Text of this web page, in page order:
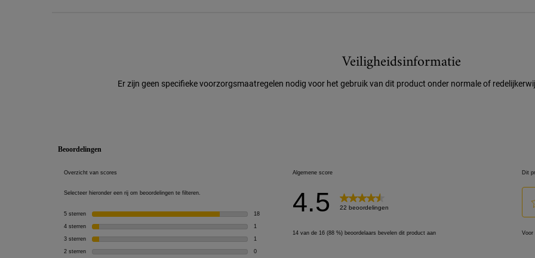
Veiligheidsinformatie
Er zijn geen specifieke voorzorgsmaatregelen nodig voor het gebruik van dit product onder normale of